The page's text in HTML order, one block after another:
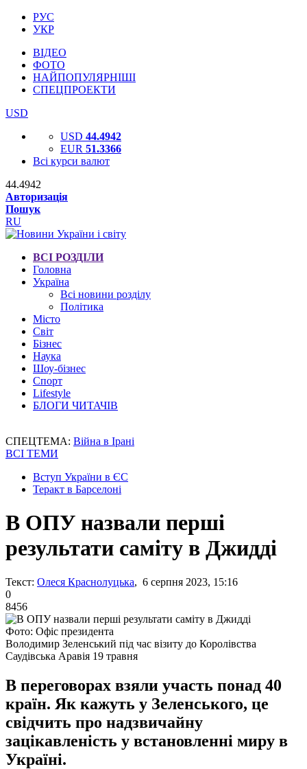
РУС
УКР
ВІДЕО
ФОТО
НАЙПОПУЛЯРНІШІ
СПЕЦПРОЕКТИ
USD
USD 44.4942
EUR 51.3366
Всі курси валют
44.4942
Авторизація
Пошук
RU
ВСІ РОЗДІЛИ
Головна
Україна
Всі новини розділу
Політика
Місто
Світ
Бізнес
Наука
Шоу-бізнес
Спорт
Lifestyle
БЛОГИ ЧИТАЧІВ
СПЕЦТЕМА: Війна в Ірані
ВСІ ТЕМИ
Вступ України в ЄС
Теракт в Барселоні
В ОПУ назвали перші
результати саміту в Джидді
Текст: Олеся Краснолуцька, 6 серпня 2023, 15:16
0
8456
Фото: Офіс президента
Володимир Зеленський під час візиту до Королівства
Саудівська Аравія 19 травня
В переговорах взяли участь понад 40
країн. Як кажуть у Зеленського, це
свідчить про надзвичайну
зацікавленість у встановленні миру в
Україні.